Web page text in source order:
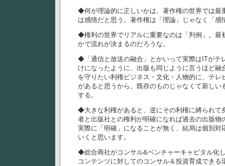
◆何が理論的に正しいかは、著作権の世界では最
は感情だと思う。著作権は「理論」じゃなく「感
◆権利の世界でリアルに重要なのは「判例」。最
かで流れが決まるのだろうな。
◆「通信と放送の融合」とかいって実際はITがテ
けになったように、出版も同じように言うほど融
を守りたい利権ビジネス・文化・人物的に、テレ
があると思うから。既存のものじゃなくて新しい
する。
◆大きな利権があると、逆にその利権に縛られて
者と出版社との権利が明確になれば過去の出版物
実際に「明確」になることが無く、結局は個別対
いくと思います。
◆総合商社がコンサル&ベンチャーキャピタル化
コンテンツに対してのコンサル＆投資育成できる